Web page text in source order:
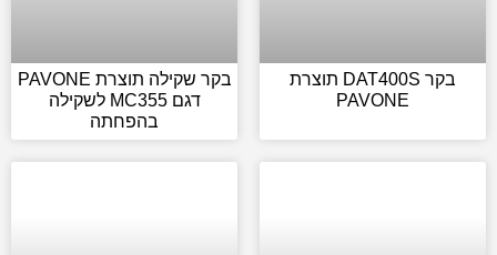
בקר DAT400S תוצרת
PAVONE
בקר שקילה תוצרת PAVONE
דגם MC355 לשקילה
בהפחתה